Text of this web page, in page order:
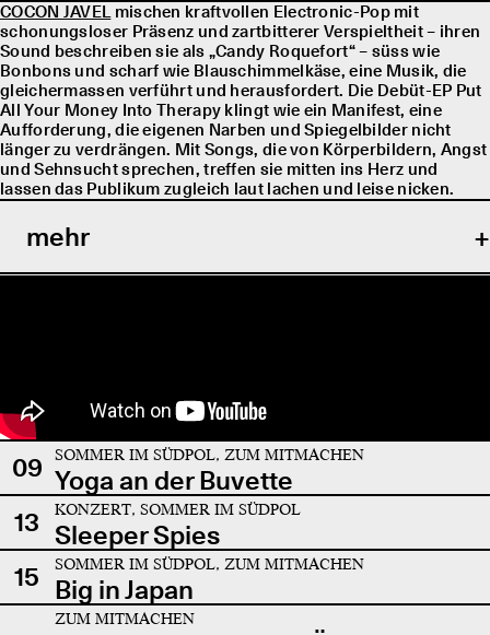
COCON JAVELmischen kraftvollen Electronic-Pop mit
schonungsloser Präsenz und zartbitterer Verspieltheit – ihren
Sound beschreiben sie als „Candy Roquefort“ – süss wie
Bonbons und scharf wie Blauschimmelkäse, eine Musik, die
gleichermassen verführt und herausfordert. Die Debüt-EP Put
All Your Money Into Therapy klingt wie ein Manifest, eine
Aufforderung, die eigenen Narben und Spiegelbilder nicht
länger zu verdrängen. Mit Songs, die von Körperbildern, Angst
und Sehnsucht sprechen, treffen sie mitten ins Herz und
lassen das Publikum zugleich laut lachen und leise nicken.
mehr
09 SOMMER IM SÜDPOL, ZUM MITMACHEN
Yoga an der Buvette
13
KONZERT, SOMMER IM SÜDPOL
Sleeper Spies
15
SOMMER IM SÜDPOL, ZUM MITMACHEN
Big in Japan
ZUM MITMACHEN